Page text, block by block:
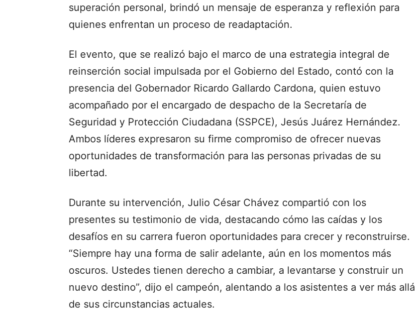
superación personal, brindó un mensaje de esperanza y reflexión para
quienes enfrentan un proceso de readaptación.
El evento, que se realizó bajo el marco de una estrategia integral de
reinserción social impulsada por el Gobierno del Estado, contó con la
presencia del Gobernador Ricardo Gallardo Cardona, quien estuvo
acompañado por el encargado de despacho de la Secretaría de
Seguridad y Protección Ciudadana (SSPCE), Jesús Juárez Hernández.
Ambos líderes expresaron su firme compromiso de ofrecer nuevas
oportunidades de transformación para las personas privadas de su
libertad.
Durante su intervención, Julio César Chávez compartió con los
presentes su testimonio de vida, destacando cómo las caídas y los
desafíos en su carrera fueron oportunidades para crecer y reconstruirse.
“Siempre hay una forma de salir adelante, aún en los momentos más
oscuros. Ustedes tienen derecho a cambiar, a levantarse y construir un
nuevo destino”, dijo el campeón, alentando a los asistentes a ver más allá
de sus circunstancias actuales.